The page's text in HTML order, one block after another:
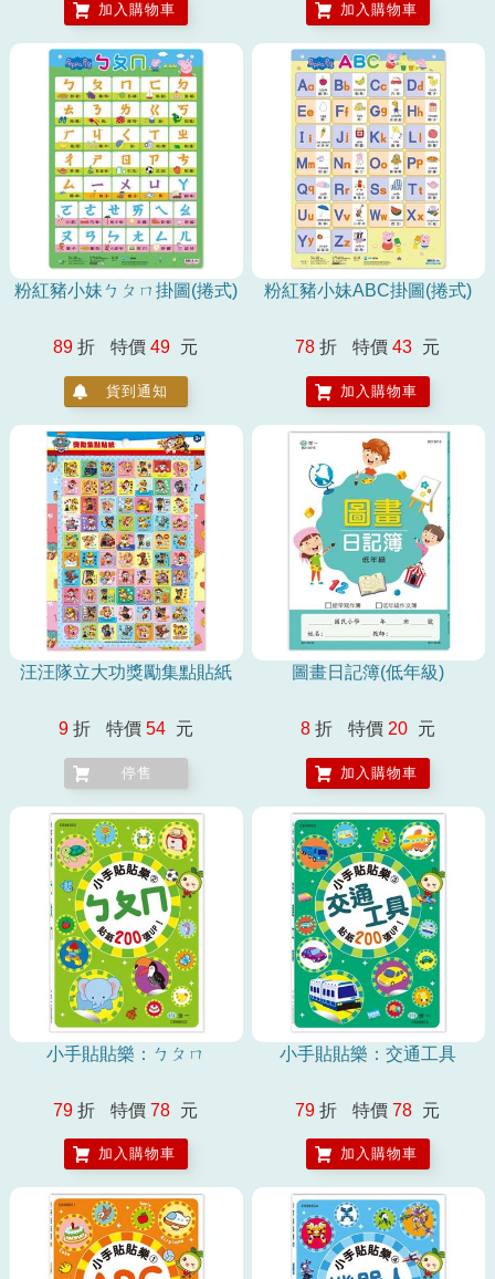
加入購物車 加入購物車
粉紅豬小妹ㄅㄆㄇ掛圖(捲式)
89 折 特價 49 元
貨到通知
粉紅豬小妹ABC掛圖(捲式)
78 折 特價 43 元
加入購物車
汪汪隊立大功獎勵集點貼紙
9 折 特價 54 元
停售
圖畫日記簿(低年級)
8 折 特價 20 元
加入購物車
小手貼貼樂：ㄅㄆㄇ
79 折 特價 78 元
加入購物車
小手貼貼樂：交通工具
79 折 特價 78 元
加入購物車